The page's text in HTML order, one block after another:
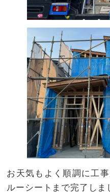
お天気もよく順調に工
ルーシートまで完了しま